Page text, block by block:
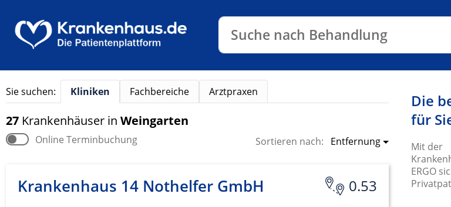
Suche nach Behandlung
Sie suchen: Kliniken Fachbereiche Arztpraxen
27 Krankenhäuser in Weingarten
Online Terminbuchung Sortieren nach: Entfernung
0.53
Krankenhaus 14 Nothelfer GmbH
Die
für
Mit der
ERGO